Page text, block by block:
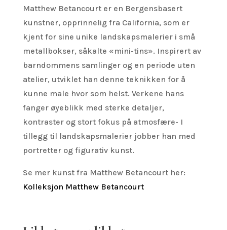
Matthew Betancourt er en Bergensbasert
kunstner, opprinnelig fra California, som er
kjent for sine unike landskapsmalerier i små
metallbokser, såkalte «mini-tins». Inspirert av
barndommens samlinger og en periode uten
atelier, utviklet han denne teknikken for å
kunne male hvor som helst. Verkene hans
fanger øyeblikk med sterke detaljer,
kontraster og stort fokus på atmosfære- I
tillegg til landskapsmalerier jobber han med
portretter og figurativ kunst.
Se mer kunst fra Matthew Betancourt her:
Kolleksjon Matthew Betancourt